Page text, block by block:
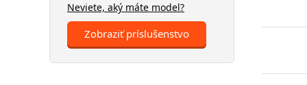
Neviete, aký máte model?
Zobraziť príslušenstvo